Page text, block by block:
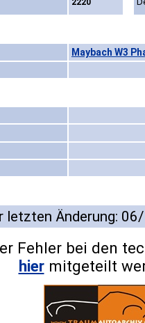
2220
Maybach W3
letzten Änderung:
Fehler bei den
hiermitgeteilt